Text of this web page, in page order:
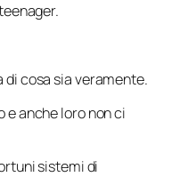
di cosa sia veramente.
e anche loro non ci
sistemi di